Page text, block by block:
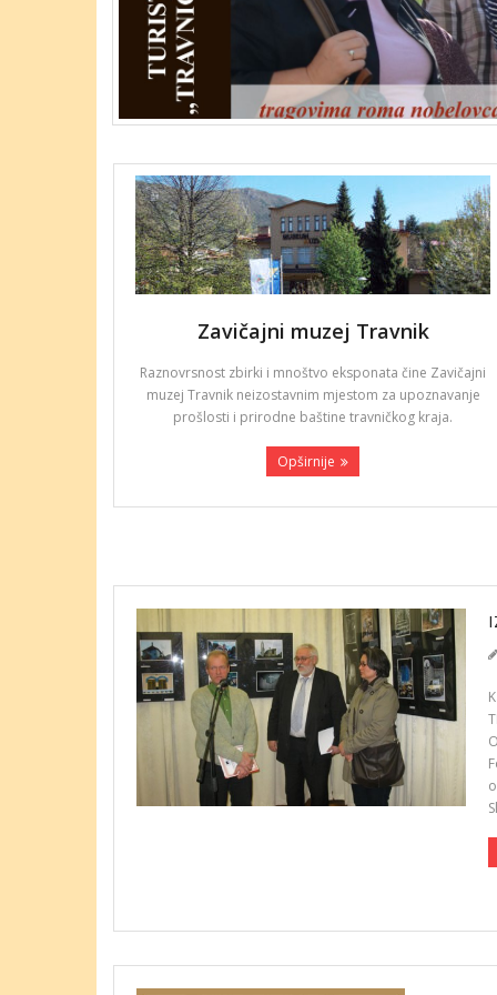
Zavičajni muzej Travnik
Raznovrsnost zbirki i mnoštvo eksponata čine Zavičajni
muzej Travnik neizostavnim mjestom za upoznavanje
prošlosti i prirodne baštine travničkog kraja.
Opširnije